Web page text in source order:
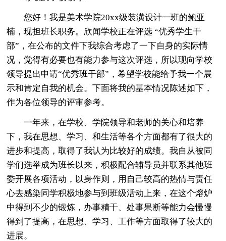
您好！我是美术学院20xx级装潢设计一班的鲍亚
楠，现担班长职务。欣闻学校正在评选 “优秀学生干
部”，在公布的文件下我综合考虑了一下自身的实际情
况，觉得有必要也有能力参与这次评选，所以现向学校
领导提出申请“优秀班干部”，希望学校能给予我一个展
示和肯定自我的机会。下面将我的基本情况陈述如下，
作为各位领导的评审参考。
一年来，在学校、学院领导和老师的关心和培养
下，我在思想、学习、和生活等各个方面都有了很大的
进步和提高，取得了我认为比较好的成绩。我自从被同
学们选举成为班长以来，积极配合辅导员并联系其他班
委开展各项活动，以身作则，用自己较高的热情与责任
心去感染同学积极地参与到班级活动上来，在这个熔炉
中得到不少的锻炼，办事精干、处事果断等能力会慢慢
得到了提高，在思想、学习、工作等方面取得了较大的
进展。